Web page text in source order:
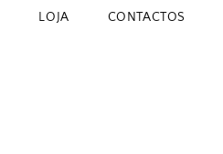
LOJA CONTACTOS